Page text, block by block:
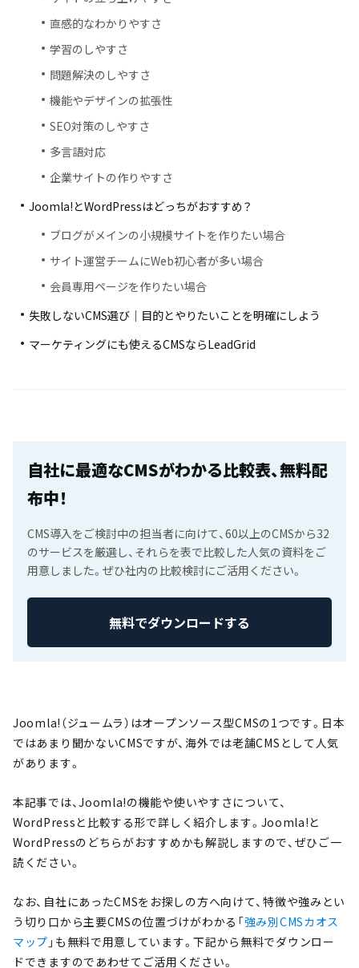
直感的なわかりやすさ
学習のしやすさ
問題解決のしやすさ
機能やデザインの拡張性
SEO対策のしやすさ
多言語対応
企業サイトの作りやすさ
Joomla!とWordPressはどっちがおすすめ？
ブログがメインの小規模サイトを作りたい場合
サイト運営チームにWeb初心者が多い場合
会員専用ページを作りたい場合
失敗しないCMS選び｜目的とやりたいことを明確にしよう
マーケティングにも使えるCMSならLeadGrid
自社に最適なCMSがわかる比較表、無料配
布中！
CMS導入をご検討中の担当者に向けて、60以上のCMSから32
のサービスを厳選し、それらを表で比較した人気の資料をご
用意しました。ぜひ社内の比較検討にご活用ください。
無料でダウンロードする
Joomla!（ジュームラ）はオープンソース型CMSの1つです。日本
ではあまり聞かないCMSですが、海外では老舗CMSとして人気
があります。
本記事では、Joomla!の機能や使いやすさについて、
WordPressと比較する形で詳しく紹介します。Joomla!と
WordPressのどちらがおすすめかも解説しますので、ぜひご一
読ください。
なお、自社にあったCMSをお探しの方へ向けて、特徴や強みとい
う切り口から主要CMSの位置づけがわかる「強み別CMSカオス
マップ 」も無料で用意しています。下記から無料でダウンロー
ドできますのであわせてご活用ください。